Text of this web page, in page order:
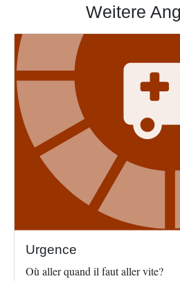
Weitere
Image
Urgence
Où aller quand il faut aller vite?